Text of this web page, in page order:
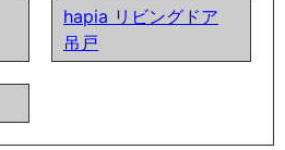
hapia リビングドア
吊戸